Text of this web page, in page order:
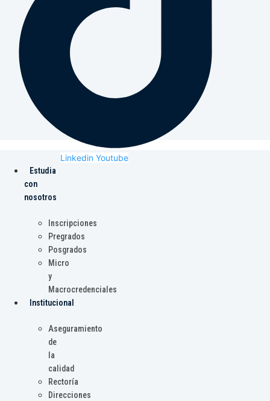
Linkedin Youtube
Estudia
con
nosotros
Inscripciones
Pregrados
Posgrados
Micro
y
Macrocredenciales
Institucional
Aseguramiento
de
la
calidad
Rectoría
Direcciones